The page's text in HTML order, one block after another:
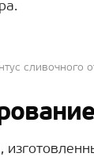
сливочного